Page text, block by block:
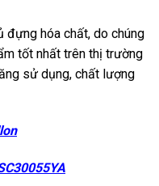
đựng hóa chất, do chúng
tốt nhất trên thị trường
sử dụng, chất lượng